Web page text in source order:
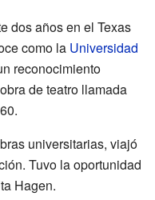
dos años en el Texas
como la Universidad
reconocimiento
de teatro llamada
universitarias, viajó
Tuvo la oportunidad
Hagen.